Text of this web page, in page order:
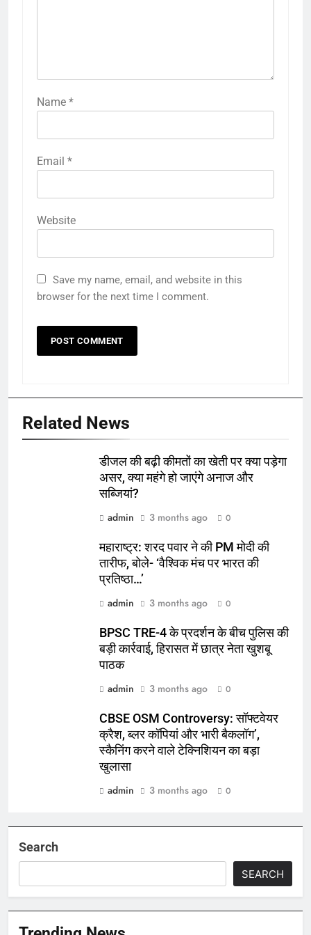
Name *
Email *
Website
Save my name, email, and website in this
browser for the next time I comment.
Related News
डीजल की बढ़ी कीमतों का खेती पर क्या पड़ेगा
असर, क्या महंगे हो जाएंगे अनाज और
सब्जियां?
admin
3 months ago 0
महाराष्ट्र: शरद पवार ने की PM मोदी की
तारीफ, बोले- ‘वैश्विक मंच पर भारत की
प्रतिष्ठा…’
admin
3 months ago 0
BPSC TRE-4 के प्रदर्शन के बीच पुलिस की
बड़ी कार्रवाई, हिरासत में छात्र नेता खुशबू
पाठक
admin
3 months ago 0
CBSE OSM Controversy: सॉफ्टवेयर
क्रैश, ब्लर कॉपियां और भारी बैकलॉग’,
स्कैनिंग करने वाले टेक्निशियन का बड़ा
खुलासा
admin
3 months ago 0
Search
SEARCH